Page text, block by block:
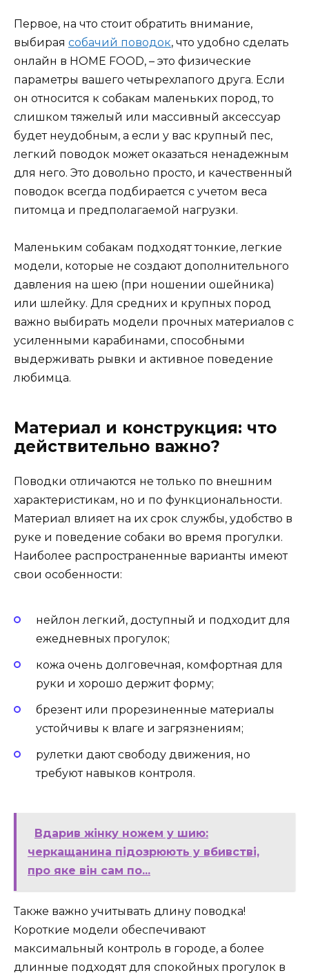
Первое, на что стоит обратить внимание,
выбирая собачий поводок, что удобно сделать
онлайн в HOME FOOD, – это физические
параметры вашего четырехлапого друга. Если
он относится к собакам маленьких пород, то
слишком тяжелый или массивный аксессуар
будет неудобным, а если у вас крупный пес,
легкий поводок может оказаться ненадежным
для него. Это довольно просто, и качественный
поводок всегда подбирается с учетом веса
питомца и предполагаемой нагрузки.
Маленьким собакам подходят тонкие, легкие
модели, которые не создают дополнительного
давления на шею (при ношении ошейника)
или шлейку. Для средних и крупных пород
важно выбирать модели прочных материалов с
усиленными карабинами, способными
выдерживать рывки и активное поведение
любимца.
Материал и конструкция: что
действительно важно?
Поводки отличаются не только по внешним
характеристикам, но и по функциональности.
Материал влияет на их срок службы, удобство в
руке и поведение собаки во время прогулки.
Наиболее распространенные варианты имеют
свои особенности:
нейлон легкий, доступный и подходит для
ежедневных прогулок;
кожа очень долговечная, комфортная для
руки и хорошо держит форму;
брезент или прорезиненные материалы
устойчивы к влаге и загрязнениям;
рулетки дают свободу движения, но
требуют навыков контроля.
Вдарив жінку ножем у шию:
черкащанина підозрюють у вбивстві,
про яке він сам по...
Также важно учитывать длину поводка!
Короткие модели обеспечивают
максимальный контроль в городе, а более
длинные подходят для спокойных прогулок в